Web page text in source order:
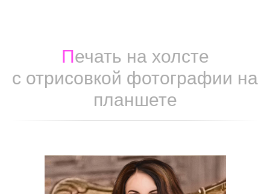
Печать на холсте
с отрисовкой фотографии на
планшете